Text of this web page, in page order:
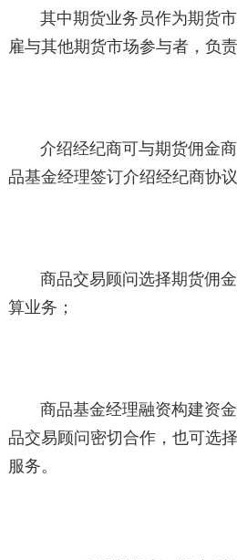
其中期货业务员作为期货
雇与其他期货市场参与者，负
介绍经纪商可与期货佣金
品基金经理签订介绍经纪商协
商品交易顾问选择期货佣
算业务；
商品基金经理融资构建资
品交易顾问密切合作，也可选
服务。